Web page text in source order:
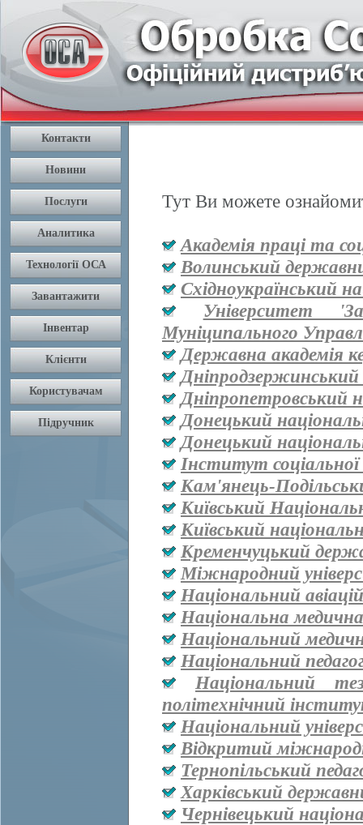
Тут Ви можете
Академія праці та
Волинський
Східноукраїнський
Університет
Муніципального
Державна академія
Дніпропетровський
Донецький
Донецький
Інститут
Кам'янець-
Київський
Київський
Кременчуцький
Міжнародний
Національний
Національна медична
Національний
Національний
Національний
політехнічний
Національний
Відкритий
Тернопільський
Харківський
Чернівецький